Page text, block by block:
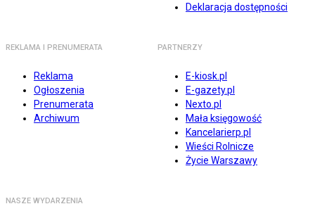
Deklaracja dostępności
REKLAMA I PRENUMERATA
Reklama
Ogłoszenia
Prenumerata
Archiwum
PARTNERZY
E-kiosk.pl
E-gazety.pl
Nexto.pl
Mała księgowość
Kancelarierp.pl
Wieści Rolnicze
Życie Warszawy
NASZE WYDARZENIA